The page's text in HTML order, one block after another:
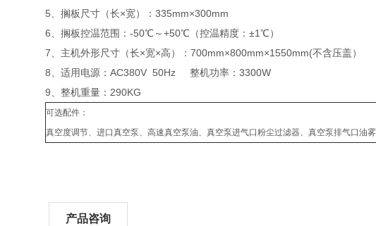
5、搁板尺寸（长×宽）：335mm×300mm
6、搁板控温范围：-50℃～+50℃（控温精度：±1℃）
7、主机外形尺寸（长×宽×高）：700mm×800mm×1550mm(不含压盖）
8、适用电源：AC380V 50Hz 整机功率：3300W
9、整机重量：290KG
可选配件：
真空度调节、进口真空泵、高速真空泵油、真空泵进气口粉尘过滤器、真空泵排气口油
产品咨询